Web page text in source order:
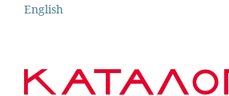
English